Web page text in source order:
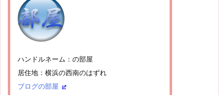
ハンドルネーム：の部屋
居住地：横浜の西南のはずれ
ブログの部屋